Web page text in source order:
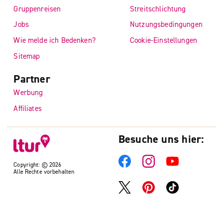
Copyright: © 2026
Alle Rechte vorbehalten
Gruppenreisen
Jobs
Wie melde ich Bedenken?
Sitemap
Streitschlichtung
Nutzungsbedingungen
Cookie-Einstellungen
Partner
Werbung
Affiliates
Besuche uns hier: